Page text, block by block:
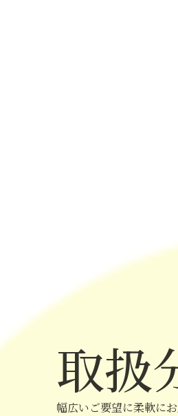
取扱
幅広いご要望に柔軟に